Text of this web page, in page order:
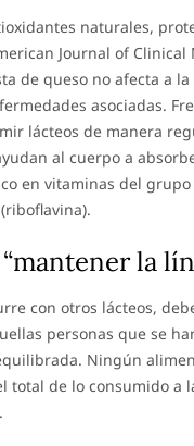
naturales,
Journal of
de queso no afecta a
asociadas.
lácteos de manera
al cuerpo a
en vitaminas del
la
con otros lácteos,
personas que se
Ningún
total de lo consumido a